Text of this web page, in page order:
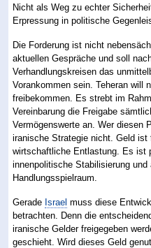
Nicht als Weg zu echter
Erpressung in politische
Die Forderung ist nicht
aktuellen Gespräche und soll
Verhandlungskreisen das
Vorankommen sein. Teheran will
freibekommen. Es strebt im
Vereinbarung die Freigabe
Vermögenswerte an. Wer diesen
iranische Strategie nicht. Geld
wirtschaftliche Entlastung. Es ist
innenpolitische Stabilisierung
Handlungsspielraum.
Gerade Israel muss diese
betrachten. Denn die
iranische Gelder freigegeben
geschieht. Wird dieses Geld